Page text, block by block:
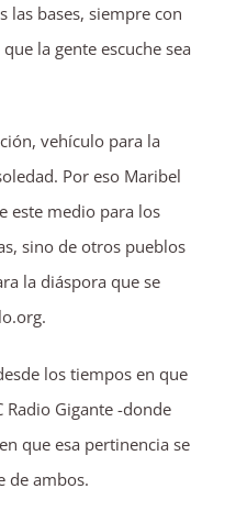
las bases, siempre con
la gente escuche sea
vehículo para la
Por eso Maribel
este medio para los
sino de otros pueblos
la diáspora que se
los tiempos en que
Radio Gigante -donde
que esa pertinencia se
de ambos.